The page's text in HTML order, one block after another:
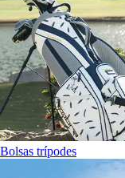
Bolsas trípodes